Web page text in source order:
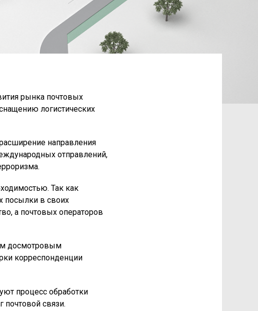
рынка почтовых
логистических
направления
отправлений,
Так как
посылки в своих
а почтовых операторов
досмотровым
корреспонденции
процесс обработки
почтовой связи.